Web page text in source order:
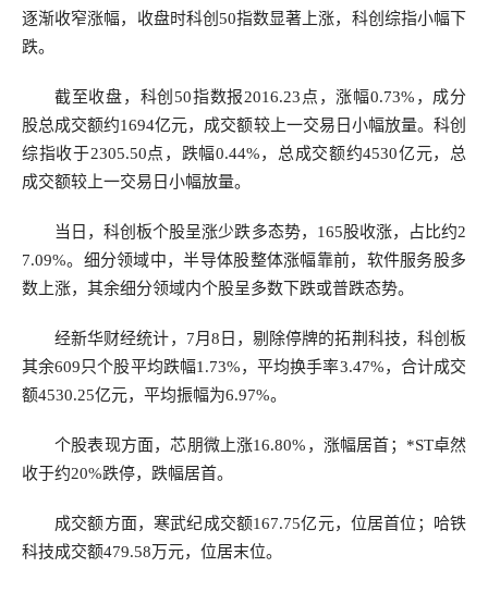
逐渐收窄涨幅，收盘时科创50指数显著上涨，科创综指小幅下
跌。
截至收盘，科创50指数报2016.23点，涨幅0.73%，成分
股总成交额约1694亿元，成交额较上一交易日小幅放量。科创
综指收于2305.50点，跌幅0.44%，总成交额约4530亿元，总
成交额较上一交易日小幅放量。
当日，科创板个股呈涨少跌多态势，165股收涨，占比约2
7.09%。细分领域中，半导体股整体涨幅靠前，软件服务股多
数上涨，其余细分领域内个股呈多数下跌或普跌态势。
经新华财经统计，7月8日，剔除停牌的拓荆科技，科创板
其余609只个股平均跌幅1.73%，平均换手率3.47%，合计成交
额4530.25亿元，平均振幅为6.97%。
个股表现方面，芯朋微上涨16.80%，涨幅居首；*ST卓然
收于约20%跌停，跌幅居首。
成交额方面，寒武纪成交额167.75亿元，位居首位；哈铁
科技成交额479.58万元，位居末位。